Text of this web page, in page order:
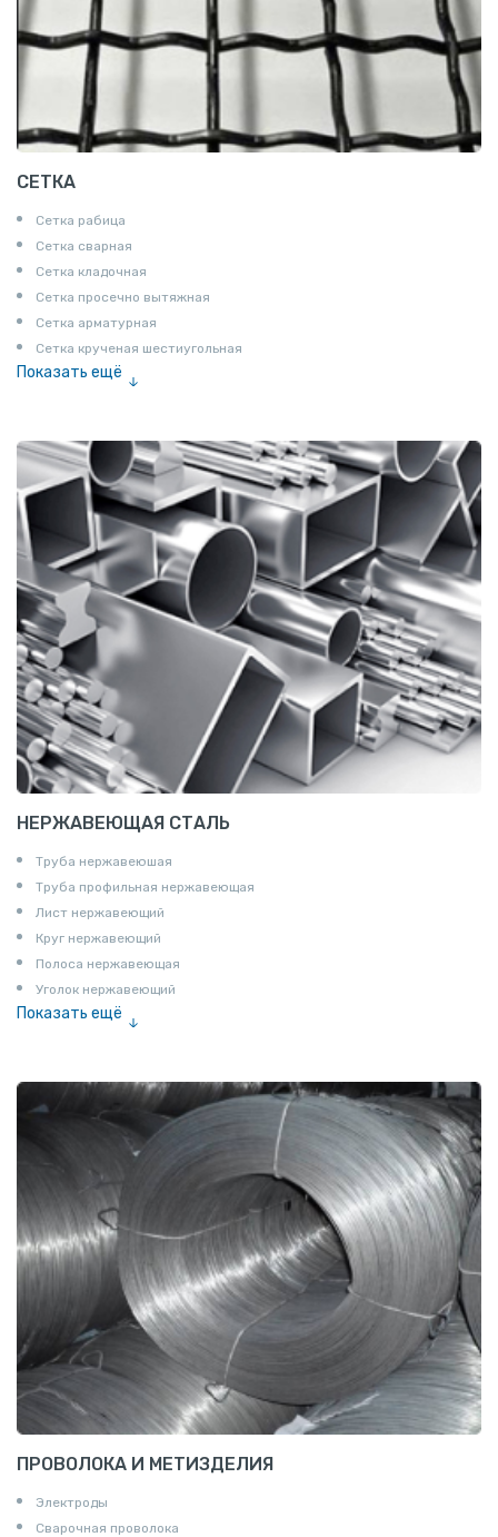
СЕТКА
Сетка рабица
Сетка сварная
Сетка кладочная
Сетка просечно вытяжная
Сетка арматурная
Сетка крученая шестиугольная
Показать ещё
НЕРЖАВЕЮЩАЯ СТАЛЬ
Труба нержавеюшая
Труба профильная нержавеющая
Лист нержавеющий
Круг нержавеющий
Полоса нержавеющая
Уголок нержавеющий
Показать ещё
ПРОВОЛОКА И МЕТИЗДЕЛИЯ
Электроды
Сварочная проволока